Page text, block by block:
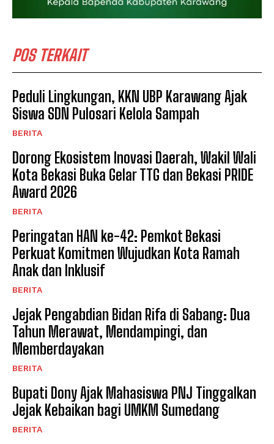
POS TERKAIT
Peduli Lingkungan, KKN UBP Karawang Ajak
Siswa SDN Pulosari Kelola Sampah
BERITA
Dorong Ekosistem Inovasi Daerah, Wakil Wali
Kota Bekasi Buka Gelar TTG dan Bekasi PRIDE
Award 2026
BERITA
Peringatan HAN ke-42: Pemkot Bekasi
Perkuat Komitmen Wujudkan Kota Ramah
Anak dan Inklusif
BERITA
Jejak Pengabdian Bidan Rifa di Sabang: Dua
Tahun Merawat, Mendampingi, dan
Memberdayakan
BERITA
Bupati Dony Ajak Mahasiswa PNJ Tinggalkan
Jejak Kebaikan bagi UMKM Sumedang
BERITA